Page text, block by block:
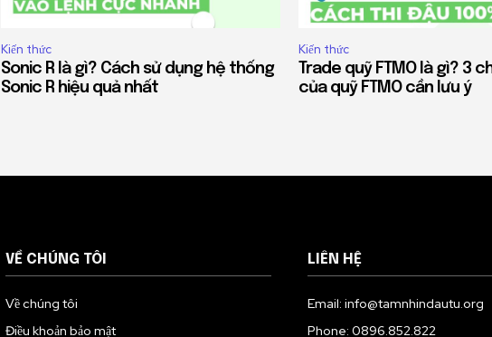
Kiến thức
Sonic R là gì? Cách sử dụng hệ thống
Sonic R hiệu quả nhất
Kiến thức
Trade quỹ FTMO là gì? 3
của quỹ FTMO cần lưu ý
VỀ CHÚNG TÔI
Về chúng tôi
Điều khoản bảo mật
LIÊN HỆ
Email: info@tamnhindautu.org
Phone: 0896.852.822